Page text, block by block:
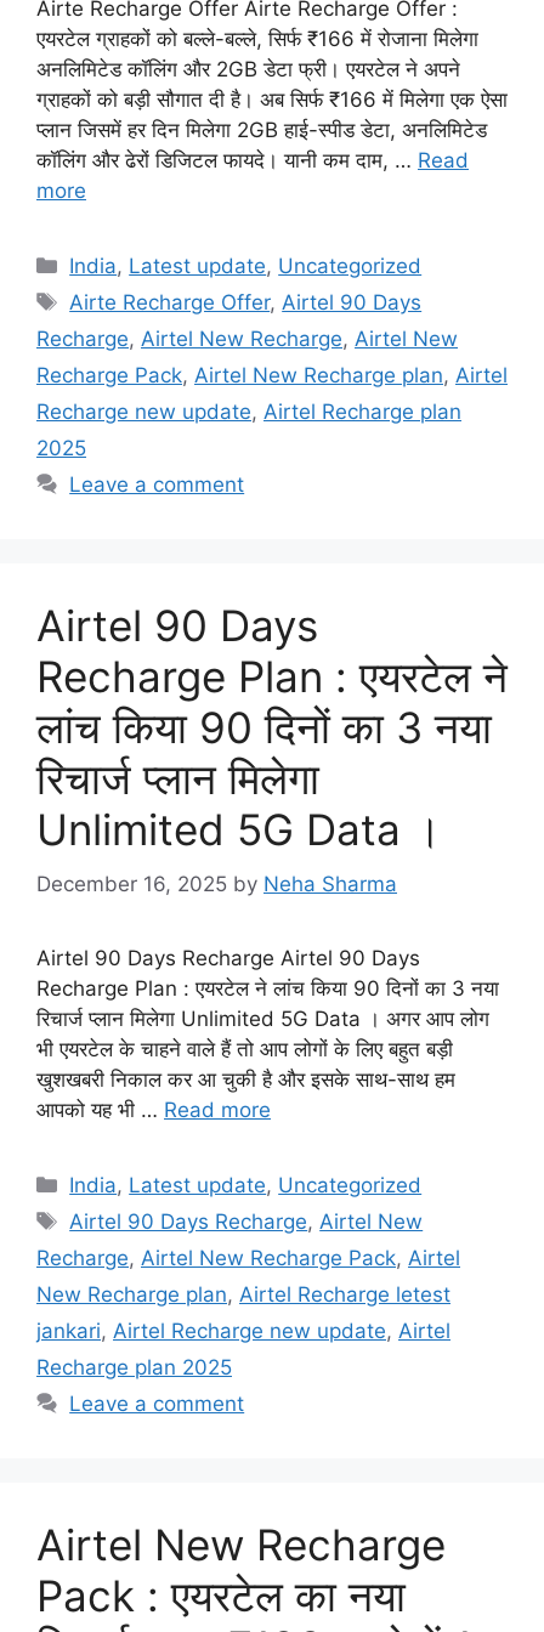
Airte Recharge Offer Airte Recharge Offer :
एयरटेल ग्राहकों को बल्ले-बल्ले, सिर्फ ₹166 में रोजाना मिलेगा
अनलिमिटेड कॉलिंग और 2GB डेटा फ्री। एयरटेल ने अपने
ग्राहकों को बड़ी सौगात दी है। अब सिर्फ ₹166 में मिलेगा एक ऐसा
प्लान जिसमें हर दिन मिलेगा 2GB हाई-स्पीड डेटा, अनलिमिटेड
कॉलिंग और ढेरों डिजिटल फायदे। यानी कम दाम, … Read
more
Categories
India, Latest update, Uncategorized
Tags
Airte Recharge Offer,Airtel 90 Days
Recharge, Airtel New Recharge, Airtel New
Recharge Pack, Airtel New Recharge plan, Airtel
Recharge new update, Airtel Recharge plan
2025
Leave a comment
Airtel 90 Days
Recharge Plan : एयरटेल ने
लांच किया 90 दिनों का 3 नया
रिचार्ज प्लान मिलेगा
Unlimited 5G Data ।
December 16, 2025 by Neha Sharma
Airtel 90 Days Recharge Airtel 90 Days
Recharge Plan : एयरटेल ने लांच किया 90 दिनों का 3 नया
रिचार्ज प्लान मिलेगा Unlimited 5G Data । अगर आप लोग
भी एयरटेल के चाहने वाले हैं तो आप लोगों के लिए बहुत बड़ी
खुशखबरी निकाल कर आ चुकी है और इसके साथ-साथ हम
आपको यह भी … Read more
Categories
India, Latest update, Uncategorized
Tags
Airtel 90 Days Recharge, Airtel New
Recharge, Airtel New Recharge Pack, Airtel
New Recharge plan, Airtel Recharge letest
jankari, Airtel Recharge new update, Airtel
Recharge plan 2025
Leave a comment
Airtel New Recharge
Pack : एयरटेल का नया